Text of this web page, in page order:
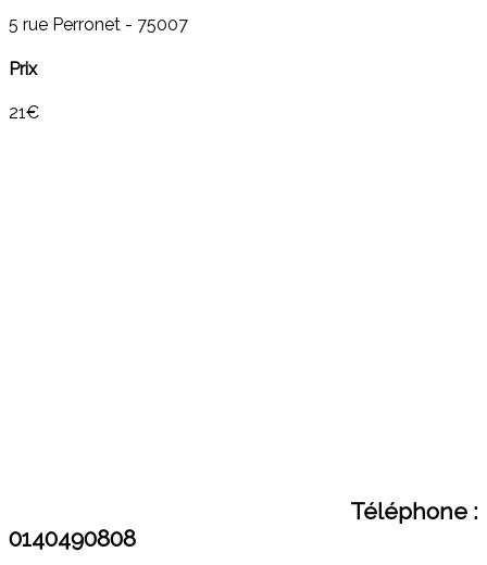
5 rue Perronet - 75007
Prix
21€
Téléphone :
0140490808